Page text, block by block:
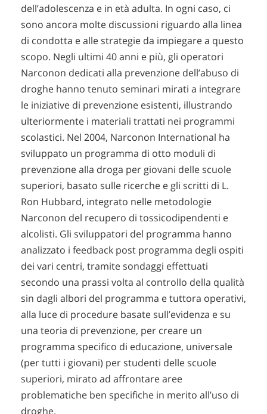
dell’adolescenza e in età adulta. In ogni caso, ci
sono ancora molte discussioni riguardo alla linea
di condotta e alle strategie da impiegare a questo
scopo. Negli ultimi 40 anni e più, gli operatori
Narconon dedicati alla prevenzione dell’abuso di
droghe hanno tenuto seminari mirati a integrare
le iniziative di prevenzione esistenti, illustrando
ulteriormente i materiali trattati nei programmi
scolastici. Nel 2004, Narconon International ha
sviluppato un programma di otto moduli di
prevenzione alla droga per giovani delle scuole
superiori, basato sulle ricerche e gli scritti di L.
Ron Hubbard, integrato nelle metodologie
Narconon del recupero di tossicodipendenti e
alcolisti. Gli sviluppatori del programma hanno
analizzato i feedback post programma degli ospiti
dei vari centri, tramite sondaggi effettuati
secondo una prassi volta al controllo della qualità
sin dagli albori del programma e tuttora operativi,
alla luce di procedure basate sull’evidenza e su
una teoria di prevenzione, per creare un
programma specifico di educazione, universale
(per tutti i giovani) per studenti delle scuole
superiori, mirato ad affrontare aree
problematiche ben specifiche in merito all’uso di
droghe.